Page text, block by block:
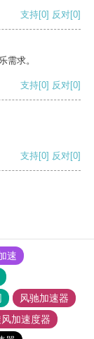
支持[0] 反对[0]
需求。
支持[0] 反对[0]
支持[0] 反对[0]
速
风驰加速器
加速度器